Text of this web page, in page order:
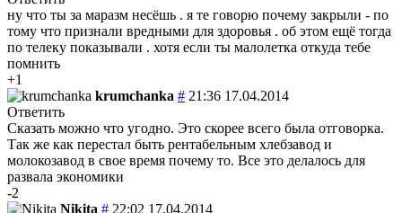
ну что ты за маразм несёшь . я те говорю почему закрыли - по
тому что признали вредными для здоровья . об этом ещё тогда
по телеку показывали . хотя если ты малолетка откуда тебе
помнить
+1
krumchanka # 21:36 17.04.2014
Ответить
Сказать можно что угодно. Это скорее всего была отговорка.
Так же как перестал быть рентабельным хлебзавод и
молокозавод в свое время почему то. Все это делалось для
развала экономики
-2
Nikita # 22:02 17.04.2014